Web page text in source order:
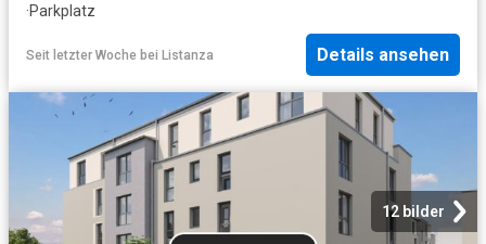
·Parkplatz
Seit letzter Woche bei Listanza Details ansehen
12 bilder